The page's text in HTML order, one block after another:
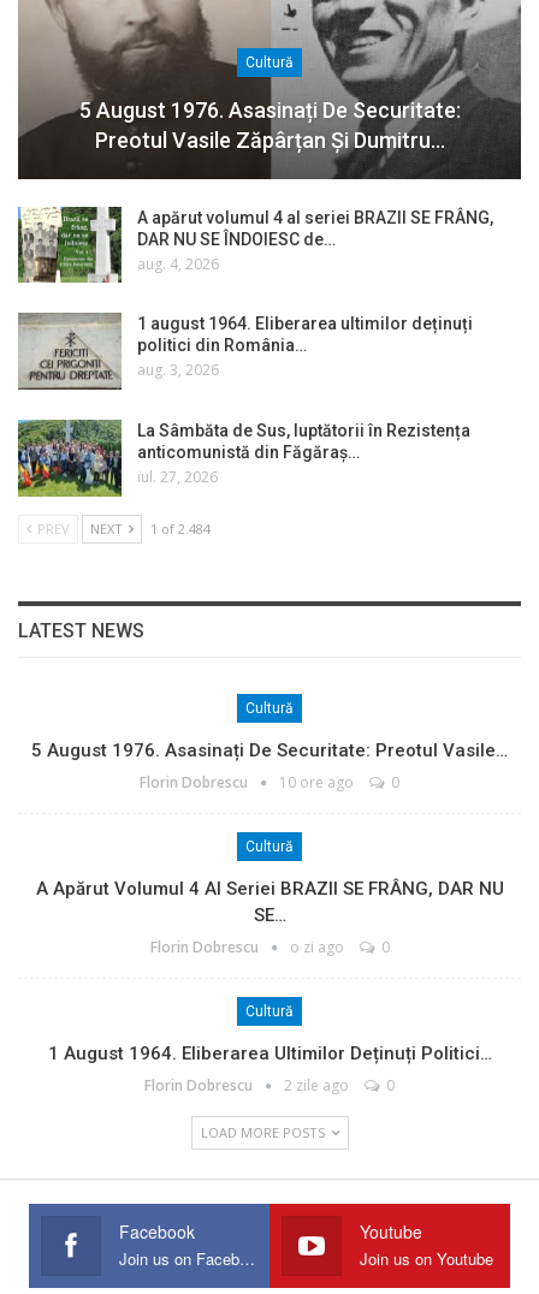
Cultură
5 August 1976. Asasinați De Securitate:
Preotul Vasile Zăpârțan Și Dumitru…
A apărut volumul 4 al seriei BRAZII SE FRÂNG,
DAR NU SE ÎNDOIESC de…
aug. 4, 2026
1 august 1964. Eliberarea ultimilor deținuți
politici din România…
aug. 3, 2026
La Sâmbăta de Sus, luptătorii în Rezistența
anticomunistă din Făgăraș…
iul. 27, 2026
PREV NEXT 1 of 2.484
LATEST NEWS
Cultură
5 August 1976. Asasinați De Securitate: Preotul Vasile…
Florin Dobrescu 10 ore ago 0
Cultură
A Apărut Volumul 4 Al Seriei BRAZII SE FRÂNG, DAR NU
SE…
Florin Dobrescu o zi ago 0
Cultură
1 August 1964. Eliberarea Ultimilor Deținuți Politici…
Florin Dobrescu 2 zile ago 0
LOAD MORE POSTS
Facebook
Join us on Facebook
Youtube
Join us on Youtube